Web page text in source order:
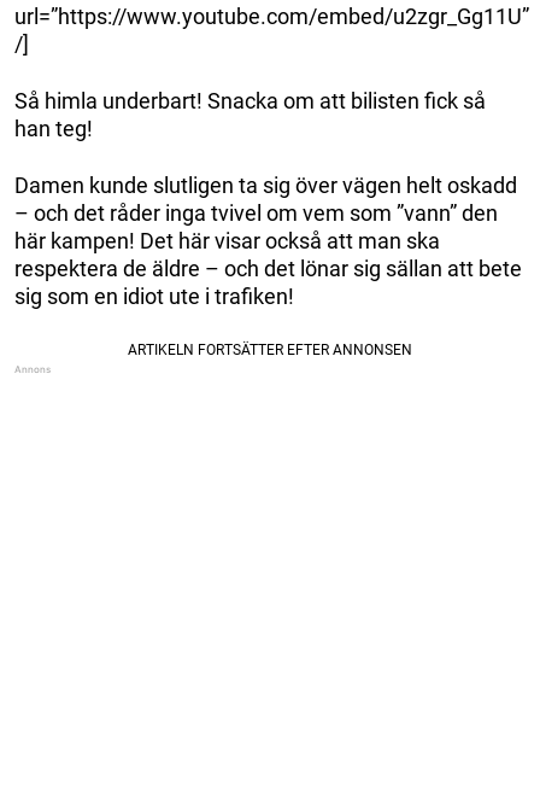
url=”https://www.youtube.com/embed/u2zgr_Gg11U”
/]
Så himla underbart! Snacka om att bilisten fick så
han teg!
Damen kunde slutligen ta sig över vägen helt oskadd
– och det råder inga tvivel om vem som ”vann” den
här kampen! Det här visar också att man ska
respektera de äldre – och det lönar sig sällan att bete
sig som en idiot ute i trafiken!